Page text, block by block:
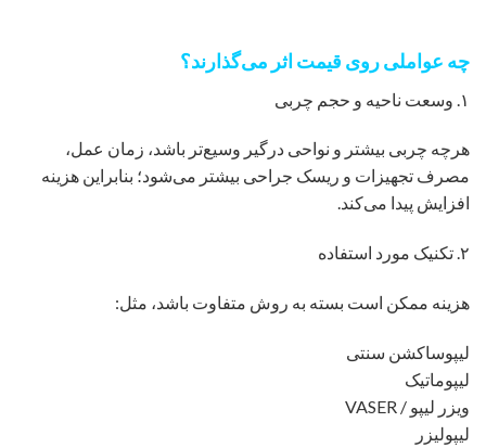
چه عواملی روی قیمت اثر می‌گذارند؟
۱. وسعت ناحیه و حجم چربی
هرچه چربی بیشتر و نواحی درگیر وسیع‌تر باشد، زمان عمل،
مصرف تجهیزات و ریسک جراحی بیشتر می‌شود؛ بنابراین هزینه
افزایش پیدا می‌کند.
۲. تکنیک مورد استفاده
هزینه ممکن است بسته به روش متفاوت باشد، مثل:
لیپوساکشن سنتی
لیپوماتیک
ویزر لیپو / VASER
لیپولیزر